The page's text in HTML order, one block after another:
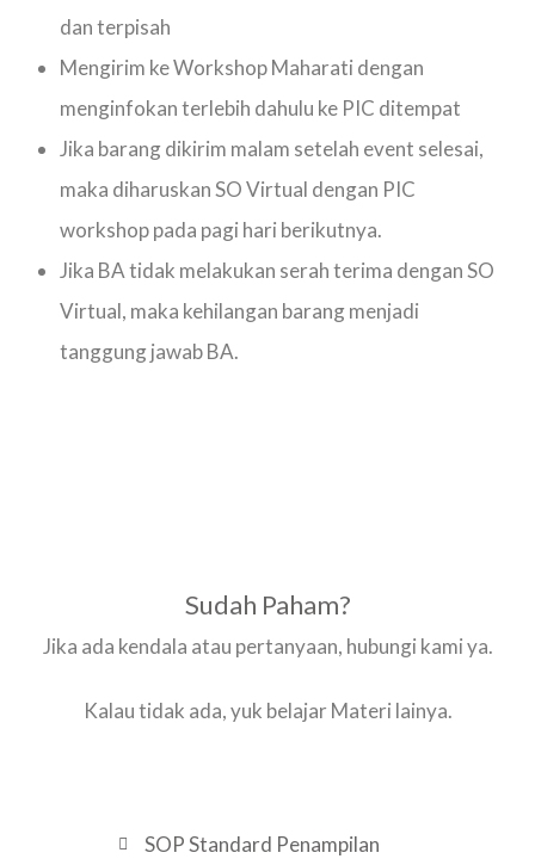
dan terpisah
Mengirim ke Workshop Maharati dengan
menginfokan terlebih dahulu ke PIC ditempat
Jika barang dikirim malam setelah event selesai,
maka diharuskan SO Virtual dengan PIC
workshop pada pagi hari berikutnya.
Jika BA tidak melakukan serah terima dengan SO
Virtual, maka kehilangan barang menjadi
tanggung jawab BA.
Sudah Paham?
Jika ada kendala atau pertanyaan, hubungi kami ya.
Kalau tidak ada, yuk belajar Materi lainya.
SOP Standard Penampilan